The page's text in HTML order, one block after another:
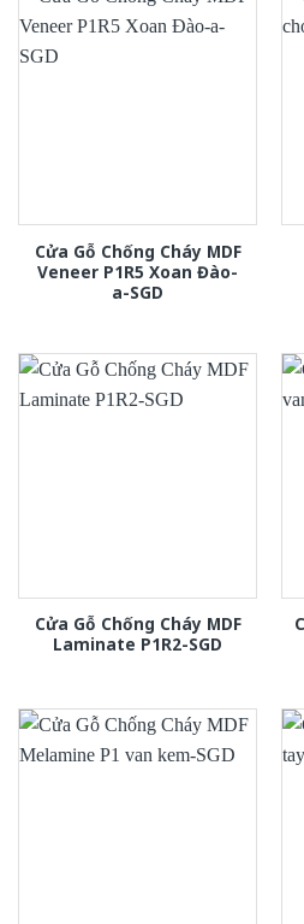
Cửa Gỗ Chống Cháy MDF
Veneer P1R5 Xoan Đào-
a-SGD
Cửa Gỗ Chống Cháy MDF
Laminate P1R2-SGD